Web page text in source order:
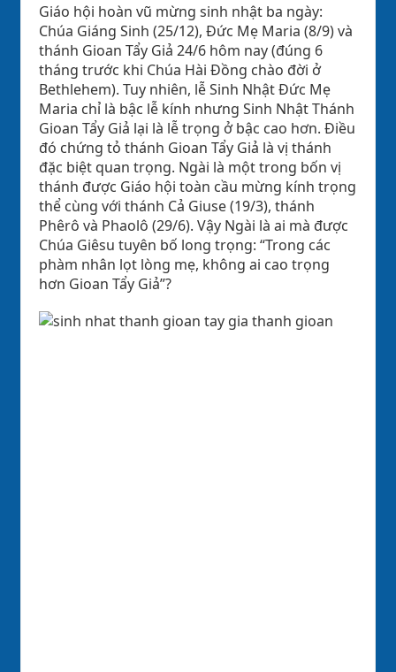
Giáo hội hoàn vũ mừng sinh nhật ba ngày:
Chúa Giáng Sinh (25/12), Đức Mẹ Maria (8/9) và
thánh Gioan Tẩy Giả 24/6 hôm nay (đúng 6
tháng trước khi Chúa Hài Đồng chào đời ở
Bethlehem). Tuy nhiên, lễ Sinh Nhật Đức Mẹ
Maria chỉ là bậc lễ kính nhưng Sinh Nhật Thánh
Gioan Tẩy Giả lại là lễ trọng ở bậc cao hơn. Điều
đó chứng tỏ thánh Gioan Tẩy Giả là vị thánh
đặc biệt quan trọng. Ngài là một trong bốn vị
thánh được Giáo hội toàn cầu mừng kính trọng
thể cùng với thánh Cả Giuse (19/3), thánh
Phêrô và Phaolô (29/6). Vậy Ngài là ai mà được
Chúa Giêsu tuyên bố long trọng: “Trong các
phàm nhân lọt lòng mẹ, không ai cao trọng
hơn Gioan Tẩy Giả”?